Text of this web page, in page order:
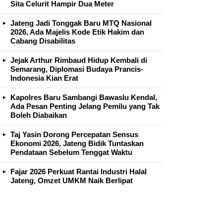
Sita Celurit Hampir Dua Meter
Jateng Jadi Tonggak Baru MTQ Nasional
2026, Ada Majelis Kode Etik Hakim dan
Cabang Disabilitas
Jejak Arthur Rimbaud Hidup Kembali di
Semarang, Diplomasi Budaya Prancis-
Indonesia Kian Erat
Kapolres Baru Sambangi Bawaslu Kendal,
Ada Pesan Penting Jelang Pemilu yang Tak
Boleh Diabaikan
Taj Yasin Dorong Percepatan Sensus
Ekonomi 2026, Jateng Bidik Tuntaskan
Pendataan Sebelum Tenggat Waktu
Fajar 2026 Perkuat Rantai Industri Halal
Jateng, Omzet UMKM Naik Berlipat